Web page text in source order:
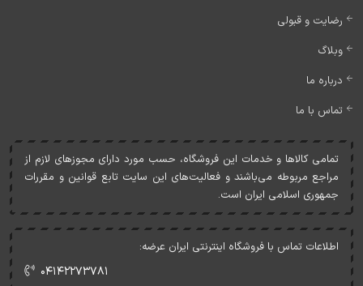
رضایت و قبولی
وبلاگ
درباره ما
تماس با ما
تمامی کالاها و خدمات اين فروشگاه، حسب مورد دارای مجوزهای لازم از
مراجع مربوطه می‌باشند و فعاليت‌های اين سايت تابع قوانين و مقررات
جمهوری اسلامی ايران است.
اطلاعات تماس با فروشگاه اینترنتی ایران عرضه:
۰۴۱۴۲۲۷۳۷۸۱